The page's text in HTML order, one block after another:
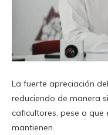
La fuerte apreciación
reduciendo de manera
caficultores, pese a
mantienen.